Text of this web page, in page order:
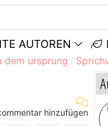
AUTOREN
dem ursprung
hinzufügen